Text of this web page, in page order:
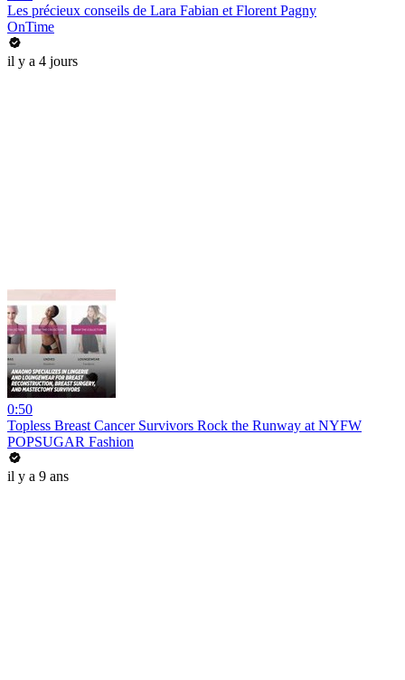
Les précieux conseils de Lara Fabian et Florent Pagny
OnTime
il y a 4 jours
0:50
Topless Breast Cancer Survivors Rock the Runway at NYFW
POPSUGAR Fashion
il y a 9 ans